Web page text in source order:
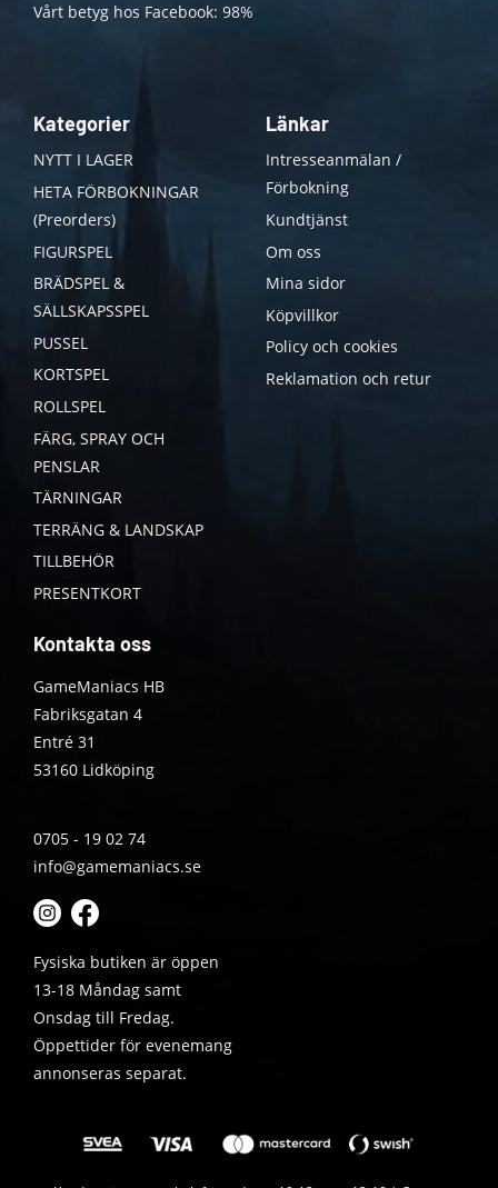
Vårt betyg hos Facebook: 98%
Kategorier
NYTT I LAGER
HETA FÖRBOKNINGAR
(Preorders)
FIGURSPEL
BRÄDSPEL &
SÄLLSKAPSSPEL
PUSSEL
KORTSPEL
ROLLSPEL
FÄRG, SPRAY OCH
PENSLAR
TÄRNINGAR
TERRÄNG & LANDSKAP
TILLBEHÖR
PRESENTKORT
Länkar
Intresseanmälan /
Förbokning
Kundtjänst
Om oss
Mina sidor
Köpvillkor
Policy och cookies
Reklamation och retur
Kontakta oss
GameManiacs HB
Fabriksgatan 4
Entré 31
53160 Lidköping
0705 - 19 02 74
info@gamemaniacs.se
Fysiska butiken är öppen
13-18 Måndag samt
Onsdag till Fredag.
Öppettider för evenemang
annonseras separat.